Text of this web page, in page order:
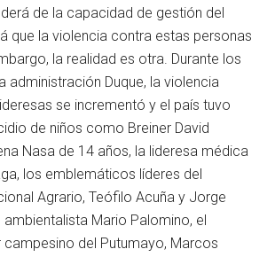
de la capacidad de gestión del
que la violencia contra estas personas
la realidad es otra. Durante los
administración Duque, la violencia
se incrementó y el país tuvo
de niños como Breiner David
Nasa de 14 años, la lideresa médica
los emblemáticos líderes del
Agrario, Teófilo Acuña y Jorge
Mario Palomino, el
del Putumayo, Marcos